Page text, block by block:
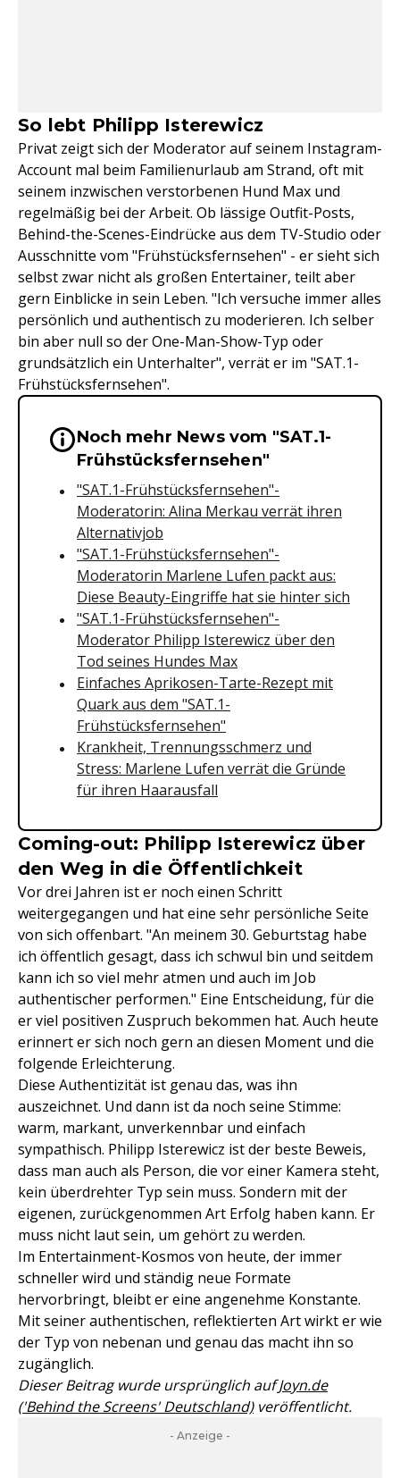
So lebt Philipp Isterewicz
Privat zeigt sich der Moderator auf seinem Instagram-
Account mal beim Familienurlaub am Strand, oft mit
seinem inzwischen verstorbenen Hund Max und
regelmäßig bei der Arbeit. Ob lässige Outfit-Posts,
Behind-the-Scenes-Eindrücke aus dem TV-Studio oder
Ausschnitte vom "Frühstücksfernsehen" - er sieht sich
selbst zwar nicht als großen Entertainer, teilt aber
gern Einblicke in sein Leben. "Ich versuche immer alles
persönlich und authentisch zu moderieren. Ich selber
bin aber null so der One-Man-Show-Typ oder
grundsätzlich ein Unterhalter", verrät er im "SAT.1-
Frühstücksfernsehen".
Wichtige Hinweise &
Noch mehr News vom "SAT.1-
Frühstücksfernsehen"
"SAT.1-Frühstücksfernsehen"-
Moderatorin: Alina Merkau verrät ihren
Alternativjob
"SAT.1-Frühstücksfernsehen"-
Moderatorin Marlene Lufen packt aus:
Diese Beauty-Eingriffe hat sie hinter sich
"SAT.1-Frühstücksfernsehen"-
Moderator Philipp Isterewicz über den
Tod seines Hundes Max
Einfaches Aprikosen-Tarte-Rezept mit
Quark aus dem "SAT.1-
Frühstücksfernsehen"
Krankheit, Trennungsschmerz und
Stress: Marlene Lufen verrät die Gründe
für ihren Haarausfall
Coming-out: Philipp Isterewicz über
den Weg in die Öffentlichkeit
Vor drei Jahren ist er noch einen Schritt
weitergegangen und hat eine sehr persönliche Seite
von sich offenbart. "An meinem 30. Geburtstag habe
ich öffentlich gesagt, dass ich schwul bin und seitdem
kann ich so viel mehr atmen und auch im Job
authentischer performen." Eine Entscheidung, für die
er viel positiven Zuspruch bekommen hat. Auch heute
erinnert er sich noch gern an diesen Moment und die
folgende Erleichterung.
Diese Authentizität ist genau das, was ihn
auszeichnet. Und dann ist da noch seine Stimme:
warm, markant, unverkennbar und einfach
sympathisch. Philipp Isterewicz ist der beste Beweis,
dass man auch als Person, die vor einer Kamera steht,
kein überdrehter Typ sein muss. Sondern mit der
eigenen, zurückgenommen Art Erfolg haben kann. Er
muss nicht laut sein, um gehört zu werden.
Im Entertainment-Kosmos von heute, der immer
schneller wird und ständig neue Formate
hervorbringt, bleibt er eine angenehme Konstante.
Mit seiner authentischen, reflektierten Art wirkt er wie
der Typ von nebenan und genau das macht ihn so
zugänglich.
Dieser Beitrag wurde ursprünglich aufJoyn.de
('Behind the Screens' Deutschland)veröffentlicht.
- Anzeige -